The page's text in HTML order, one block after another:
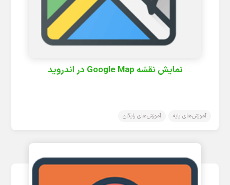
نمایش نقشه Google Map در اندروید
آموزش‌های پایه آموزش‌های رایگان